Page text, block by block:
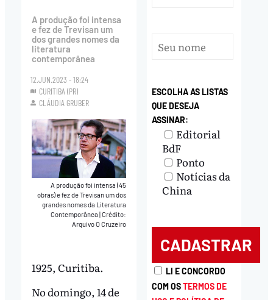
A produção foi intensa
e fez de Trevisan um
dos grandes nomes da
literatura
contemporânea
12.JUN.2023 - 18:24
CURITIBA (PR)
CLÁUDIA GRUBER
A produção foi intensa (45
obras) e fez de Trevisan um dos
grandes nomes da Literatura
Contemporânea Crédito:
Arquivo O Cruzeiro
1925, Curitiba.
No domingo, 14 de
ESCOLHA AS LISTAS
QUE DESEJA
ASSINAR:
Editorial
BdF
Ponto
Notícias da
China
LI E CONCORDO
COM OSTERMOS DE